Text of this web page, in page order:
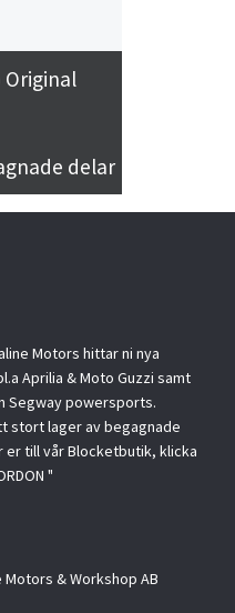
Original
delar
Motors hittar ni nya
Aprilia & Moto Guzzi samt
Segway powersports.
stort lager av begagnade
er till vår Blocketbutik, klicka
"
& Workshop AB